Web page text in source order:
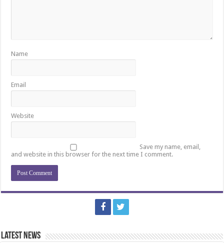
Name
Email
Website
Save my name, email,
and website in this browser for the next time I comment.
Latest News